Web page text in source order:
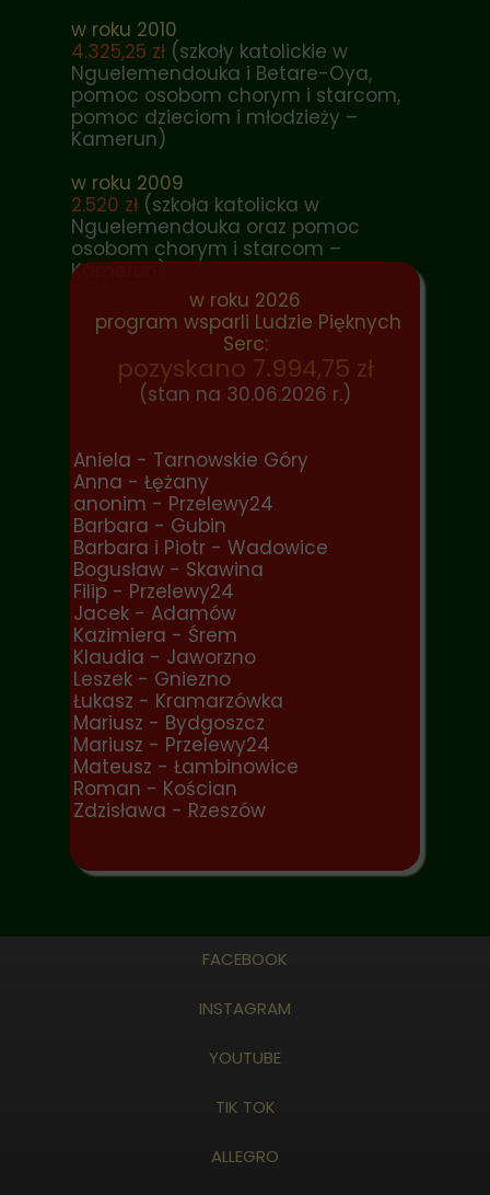
w roku 2026
program wsparli Ludzie Pięknych
Serc:
pozyskano 7.994,75 zł
(stan na 30.06.2026 r.)
Aniela - Tarnowskie Góry
Anna - Łężany
anonim - Przelewy24
Barbara - Gubin
Barbara i Piotr - Wadowice
Bogusław - Skawina
Filip - Przelewy24
Jacek - Adamów
Kazimiera - Śrem
Klaudia - Jaworzno
Leszek - Gniezno
Łukasz - Kramarzówka
Mariusz - Bydgoszcz
Mariusz - Przelewy24
Mateusz - Łambinowice
Roman - Kościan
Zdzisława - Rzeszów
w roku 2010
4.325,25 zł (szkoły katolickie w
Nguelemendouka i Betare-Oya,
pomoc osobom chorym i starcom,
pomoc dzieciom i młodzieży –
Kamerun)
w roku 2009
2.520 zł (szkoła katolicka w
Nguelemendouka oraz pomoc
osobom chorym i starcom –
Kamerun)
FACEBOOK
INSTAGRAM
YOUTUBE
TIK TOK
ALLEGRO